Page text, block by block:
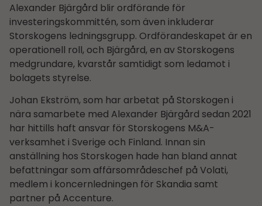
Alexander Bjärgård blir ordförande för
investeringskommittén, som även inkluderar
Storskogens ledningsgrupp. Ordförandeskapet är en
operationell roll, och Bjärgård, en av Storskogens
medgrundare, kvarstår samtidigt som ledamot i
bolagets styrelse.
Johan Ekström, som har arbetat på Storskogen i
nära samarbete med Alexander Bjärgård sedan 2021
har hittills haft ansvar för Storskogens M&A-
verksamhet i Sverige och Finland. Innan sin
anställning hos Storskogen hade han bland annat
befattningar som affärsområdes­chef på Volati,
medlem i koncernledningen för Skandia samt
partner på Accenture.